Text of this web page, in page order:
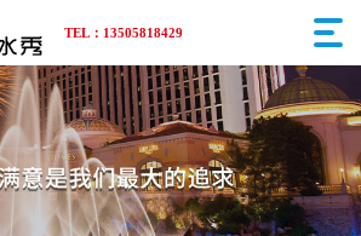
TEL：13505818429